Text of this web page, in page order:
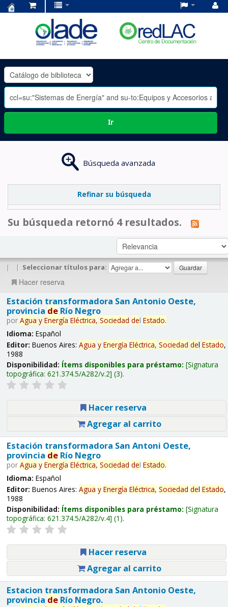
OLADE
-
Ir
Búsqueda avanzada
Refinar su búsqueda
Su búsqueda retornó 4 resultados.
| | Seleccionar títulos para:
Hacer reserva
Estación transformadora San Antonio Oeste,
provincia deRío Negro
por Agua y Energía Eléctrica, Sociedad del Estado.
Idioma: Español
Editor: Buenos Aires: Agua y Energía Eléctrica, Sociedad del Estado,
1988
Disponibilidad: Ítems disponibles para préstamo: Signatura
topográfica: 621.374.5/A282/v.2 (3).
Hacer reserva
Agregar al carrito
Estación transformadora San Antoni Oeste,
provincia deRío Negro
por Agua y Energía Eléctrica, Sociedad del Estado.
Idioma: Español
Editor: Buenos Aires: Agua y Energía Eléctrica, Sociedad del Estado,
1988
Disponibilidad: Ítems disponibles para préstamo: Signatura
topográfica: 621.374.5/A282/v.4 (1).
Hacer reserva
Agregar al carrito
Estacion transformadora San Antonio Oeste,
provincia deRío Negro.